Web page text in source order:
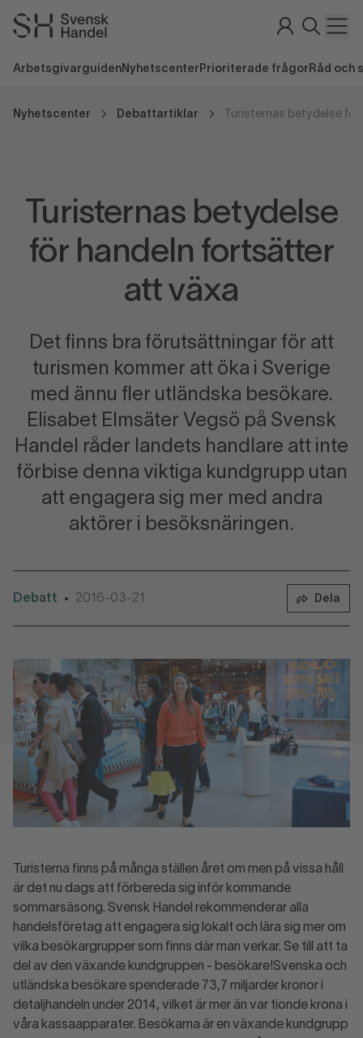
Arbetsgivarguiden Nyhetscenter Prioriterade frågor Råd och
Nyhetscenter Debattartiklar
Turisternas betydelse
för handeln fortsätter
att växa
Det finns bra förutsättningar för att
turismen kommer att öka i Sverige
med ännu fler utländska besökare.
Elisabet Elmsäter Vegsö på Svensk
Handel råder landets handlare att inte
förbise denna viktiga kundgrupp utan
att engagera sig mer med andra
aktörer i besöksnäringen.
Debatt • 2016-03-21 Dela
Turisterna finns på många ställen året om men på vissa håll
är det nu dags att förbereda sig inför kommande
sommarsäsong. Svensk Handel rekommenderar alla
handelsföretag att engagera sig lokalt och lära sig mer om
vilka besökargrupper som finns där man verkar. Se till att ta
del av den växande kundgruppen - besökare!Svenska och
utländska besökare spenderade 73,7 miljarder kronor i
detaljhandeln under 2014, vilket är mer än var tionde krona i
våra kassaapparater. Besökarna är en växande kundgrupp